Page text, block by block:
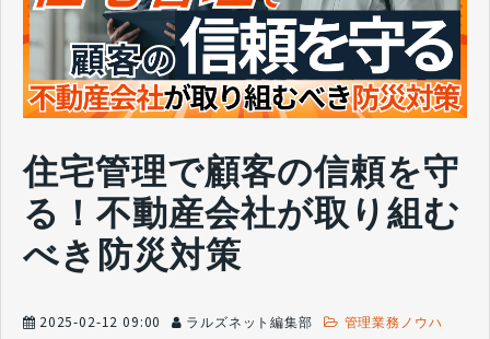
よくあるご質問
住宅管理で顧客の信頼を守
る！不動産会社が取り組む
べき防災対策
2025-02-12 09:00 ラルズネット編集部
管理業務ノウハ